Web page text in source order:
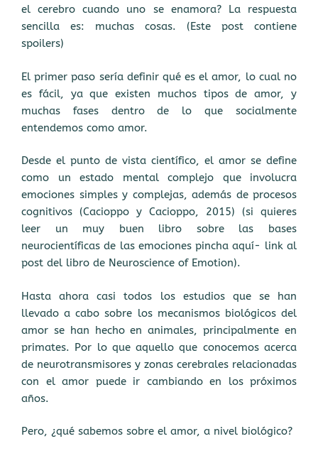
el cerebro cuando uno se enamora? La respuesta
sencilla es: muchas cosas. (Este post contiene
spoilers)
El primer paso sería definir qué es el amor, lo cual no
es fácil, ya que existen muchos tipos de amor, y
muchas fases dentro de lo que socialmente
entendemos como amor.
Desde el punto de vista científico, el amor se define
como un estado mental complejo que involucra
emociones simples y complejas, además de procesos
cognitivos (Cacioppo y Cacioppo, 2015) (si quieres
leer un muy buen libro sobre las bases
neurocientíficas de las emociones pincha aquí- link al
post del libro de Neuroscience of Emotion).
Hasta ahora casi todos los estudios que se han
llevado a cabo sobre los mecanismos biológicos del
amor se han hecho en animales, principalmente en
primates. Por lo que aquello que conocemos acerca
de neurotransmisores y zonas cerebrales relacionadas
con el amor puede ir cambiando en los próximos
años.
Pero, ¿qué sabemos sobre el amor, a nivel biológico?